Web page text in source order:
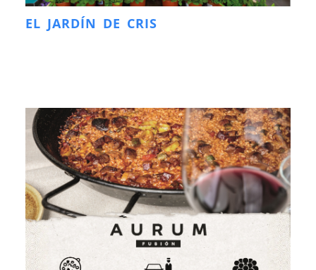
EL JARDÍN DE CRIS